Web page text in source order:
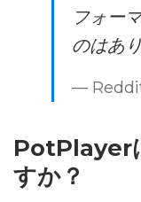
フォー
のはあ
—
PotPlayer
すか？